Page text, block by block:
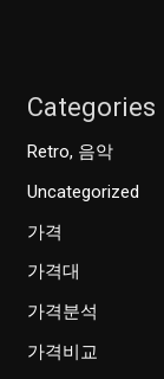
Categories
Retro, 음악
Uncategorized
가격
가격대
가격분석
가격비교